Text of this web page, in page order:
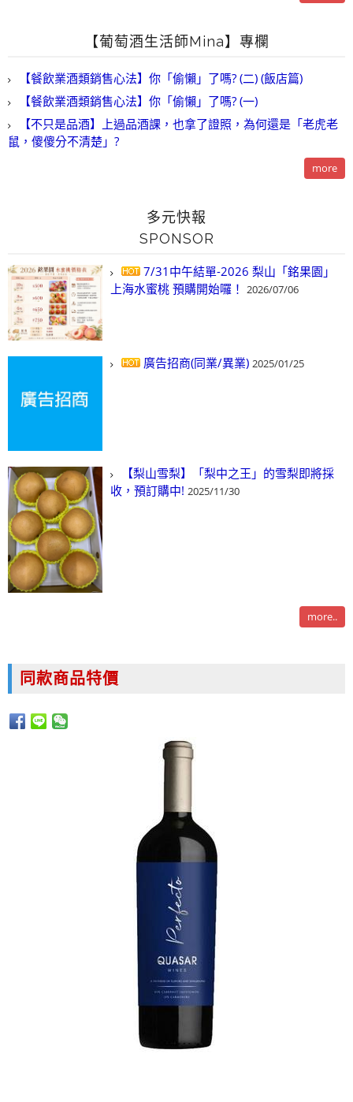
【葡萄酒生活師Mina】專欄
【餐飲業酒類銷售心法】你「偷懶」了嗎? (二) (飯店篇)
【餐飲業酒類銷售心法】你「偷懶」了嗎? (一)
【不只是品酒】上過品酒課，也拿了證照，為何還是「老虎老
鼠，傻傻分不清楚」?
more
多元快報
SPONSOR
7/31中午結單-2026 梨山「銘果園」
上海水蜜桃 預購開始囉！ 2026/07/06
廣告招商(同業/異業) 2025/01/25
【梨山雪梨】「梨中之王」的雪梨即將採
收，預訂購中! 2025/11/30
more..
同款商品特價